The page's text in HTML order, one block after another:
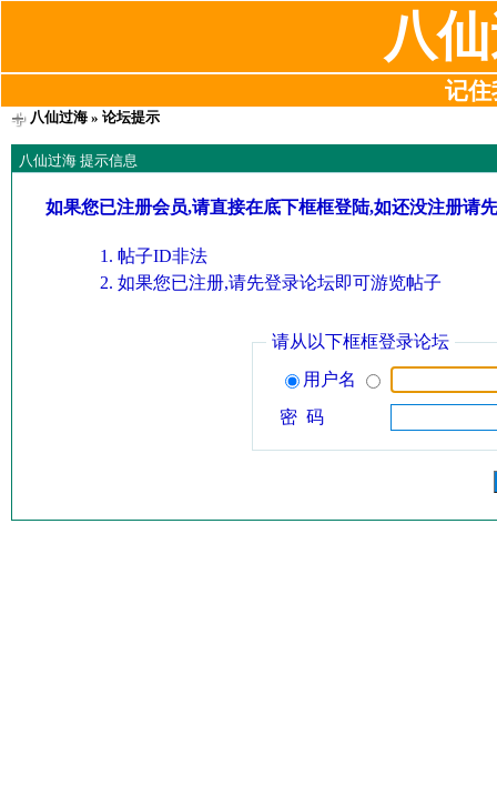
八
记住
八仙过海» 论坛提示
八仙过海 提示信息
如果您已注册会员,请直接在底下框框登陆,如还没注册请
帖子ID非法
如果您已注册,请先登录论坛即可游览帖子
请从以下框框登录论坛
用户名
密 码